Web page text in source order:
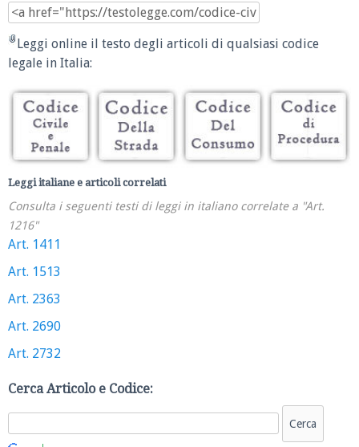
Leggi online il testo degli articoli di qualsiasi codice
legale in Italia:
Leggi italiane e articoli correlati
Consulta i seguenti testi di leggi in italiano correlate a "Art.
1216"
Art. 1411
Art. 1513
Art. 2363
Art. 2690
Art. 2732
Cerca Articolo e Codice: